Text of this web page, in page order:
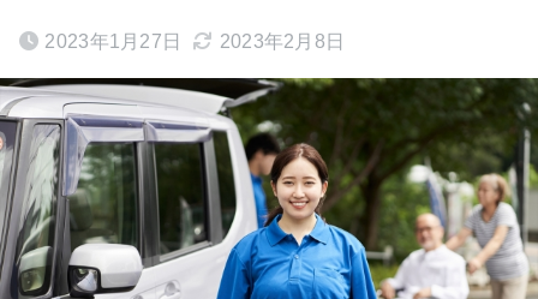
2023年1月27日 2023年2月8日